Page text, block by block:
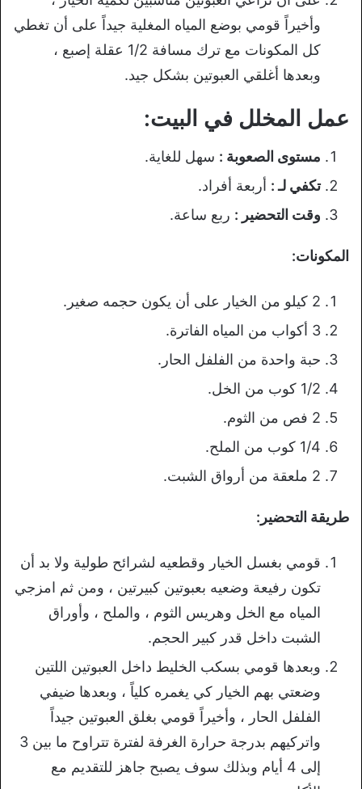
وأخيراً قومي بوضع المياه المغلية جيداً على أن تغطي
كل المكونات مع ترك مسافة 1/2 عقلة إصبع ،
وبعدها أغلقي العبوتين بشكل جيد.
عمل المخلل في البيت:
مستوى الصعوبة : سهل للغاية.
تكفي لـ : أربعة أفراد.
وقت التحضير : ربع ساعة.
المكونات:
2 كيلو من الخيار على أن يكون حجمه صغير.
3 أكواب من المياه الفاترة.
حبة واحدة من الفلفل الحار.
1/2 كوب من الخل.
2 فص من الثوم.
1/4 كوب من الملح.
2 ملعقة من أرواق الشبت.
طريقة التحضير:
قومي بغسل الخيار وقطعيه لشرائح طولية ولا بد أن
تكون رفيعة وضعيه بعبوتين كبيرتين ، ومن ثم امزجي
المياه مع الخل وهريس الثوم ، والملح ، وأوراق
الشبت داخل قدر كبير الحجم.
وبعدها قومي بسكب الخليط داخل العبوتين اللتين
وضعتي بهم الخيار كي يغمره كلياً ، وبعدها ضيفي
الفلفل الحار ، وأخيراً قومي بغلق العبوتين جيداً
واتركيهم بدرجة حرارة الغرفة لفترة تتراوح ما بين 3
إلى 4 أيام وبذلك سوف يصبح جاهز للتقديم مع